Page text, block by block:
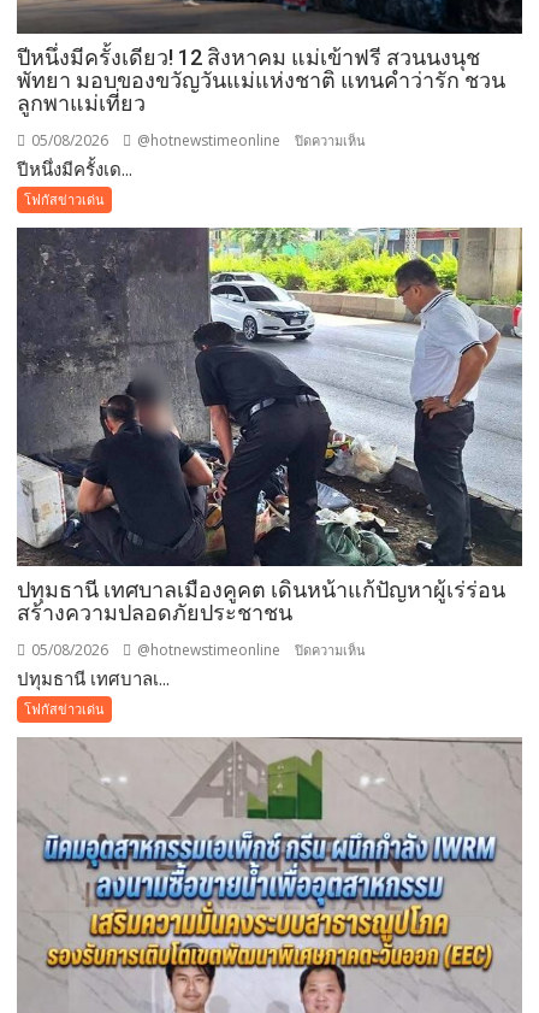
ปีหนึ่งมีครั้งเดียว! 12 สิงหาคม แม่เข้าฟรี สวนนงนุช
พัทยา มอบของขวัญวันแม่แห่งชาติ แทนคำว่ารัก ชวน
ลูกพาแม่เที่ยว
05/08/2026 @hotnewstimeonline ปิดความเห็น
ครั้ง
เดียว!
12
สิงหาคม
แม่
เข้า
ฟรี
สวน
นงนุช
พัทยา
มอบ
ของ
ขวัญ
วัน
ว่า
รัก
พา
แม่
เที่ยว
ปีหนึ่งมีครั้งเด...
โฟกัสข่าวเด่น
ปทุมธานี เทศบาลเมืองคูคต เดินหน้าแก้ปัญหาผู้เร่ร่อน
สร้างความปลอดภัยประชาชน
05/08/2026 @hotnewstimeonline ปิดความเห็น
คูคต
เดิน
แก้
ปัญหา
ผู้
เร่ร่อน
สร้าง
ความ
ปทุมธานี เทศบาลเ...
โฟกัสข่าวเด่น